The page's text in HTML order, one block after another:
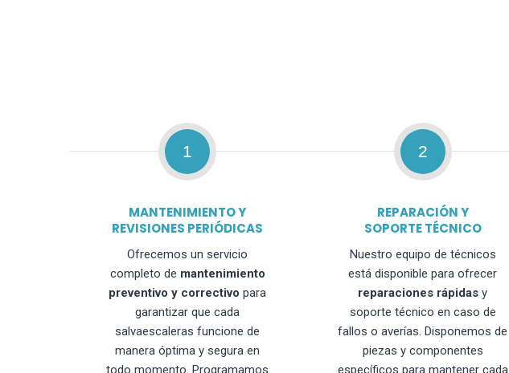
1
MANTENIMIENTO Y
REVISIONES PERIÓDICAS
Ofrecemos un servicio
completo de mantenimiento
preventivo y correctivo para
garantizar que cada
salvaescaleras funcione de
manera óptima y segura en
todo momento. Programamos
2
REPARACIÓN Y
SOPORTE TÉCNICO
Nuestro equipo de técnicos
está disponible para ofrecer
reparaciones rápidas y
soporte técnico en caso de
fallos o averías. Disponemos de
piezas y componentes
específicos para mantener cada